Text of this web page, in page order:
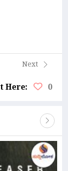
Next
Here: 0